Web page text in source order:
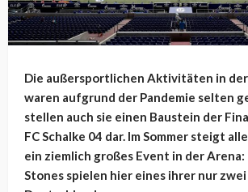
Die außersportlichen Aktivitäten in
waren aufgrund der Pandemie selten
stellen auch sie einen Baustein der
FC Schalke 04 dar. Im Sommer steigt
ein ziemlich großes Event in der Arena:
Stones spielen hier eines ihrer nur